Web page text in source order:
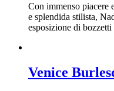
Con immenso piacere
e splendida stilista,
esposizione di bozzetti
Venice